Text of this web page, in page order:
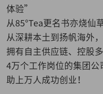
体验”
从85°Tea更名书亦烧仙
从深耕本土到扬帆海外
拥有自主供应链、控股
4万个工作岗位的集团
助上万人成功创业！